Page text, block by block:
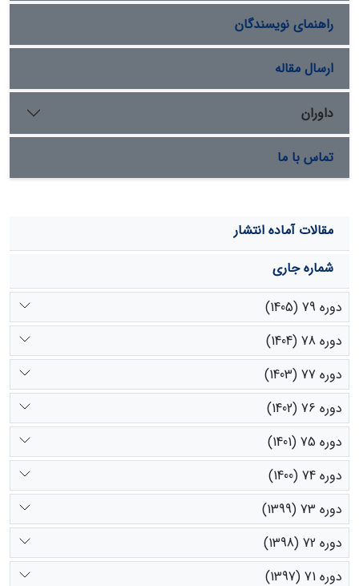
(P<0.01) تفاوت معنی‌دار وجود دارد. انرژی متابولیسمی مورد
آن به دلیل شرایط منطقه و فاصله از منابع آب) با دو روش
اول، انرژی متابولیسمی مورد نیاز 97/10 مگاژول و در روش دوم
87/12 مگاژول به دست آمد. به طور کلی، آگاهی از نیازهای
غذایی روزانه برای مدیریت تغذیه دام ضروری است و باید در
تهیه طرح‌های مدیریتی به آن توجه شود.
راهنمای نویسندگان
ارسال مقاله
داوران
تماس با ما
مقالات آماده انتشار
شماره جاری
دوره 79 (1405)
دوره 78 (1404)
دوره 77 (1403)
دوره 76 (1402)
دوره 75 (1401)
دوره 74 (1400)
دوره 73 (1399)
دوره 72 (1398)
دوره 71 (1397)